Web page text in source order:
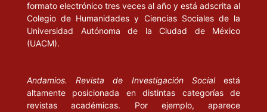
formato electrónico tres veces al año y está adscrita al
Colegio de Humanidades y Ciencias Sociales de la
Universidad Autónoma de la Ciudad de México
(UACM).
Andamios. Revista de Investigación Socialestá
altamente posicionada en distintas categorías de
revistas académicas. Por ejemplo, aparece